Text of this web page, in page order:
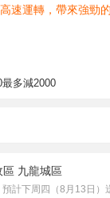
速運轉，帶來強勁
多減2000
區 九龍城區
預計下周四（8月13日）